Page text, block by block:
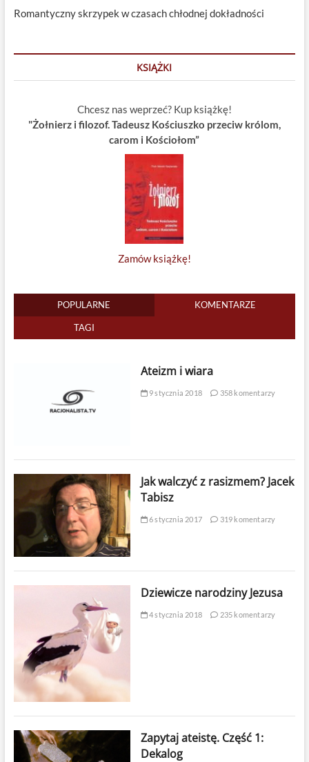
Romantyczny skrzypek w czasach chłodnej dokładności
KSIĄŻKI
Chcesz nas weprzeć? Kup książkę!
"Żołnierz i filozof. Tadeusz Kościuszko przeciw królom,
carom i Kościołom”
Zamów książkę!
POPULARNE KOMENTARZE
TAGI
Ateizm i wiara
9 stycznia 2018 358 komentarzy
Jak walczyć z rasizmem? Jacek
Tabisz
6 stycznia 2017 319 komentarzy
Dziewicze narodziny Jezusa
4 stycznia 2018 235 komentarzy
Zapytaj ateistę. Część 1:
Dekalog